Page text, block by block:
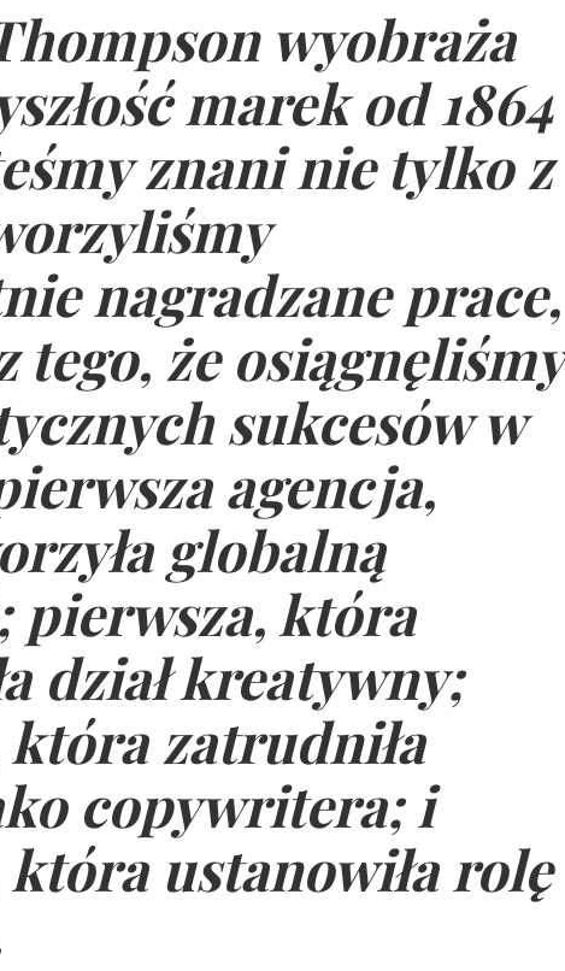
wyobraża
marek od 1864
znani nie tylko z
nagradzane prace,
tego, że osiągnęliśmy
sukcesów w
agencja,
globalną
pierwsza, która
dział kreatywny;
zatrudniła
copywritera; i
ustanowiła rolę